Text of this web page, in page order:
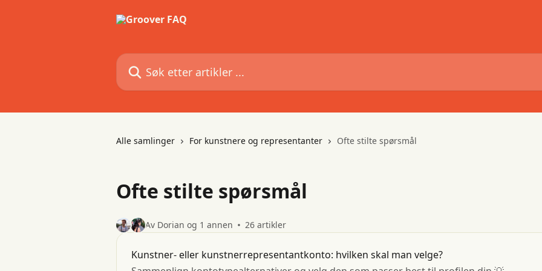
Søk etter artikler ...
Alle samlinger For kunstnere og representanter Ofte stilte spørsmål
Ofte stilte spørsmål
Av Dorian og 1 annen 26 artikler
Kunstner- eller kunstnerrepresentantkonto: hvilken skal man velge?